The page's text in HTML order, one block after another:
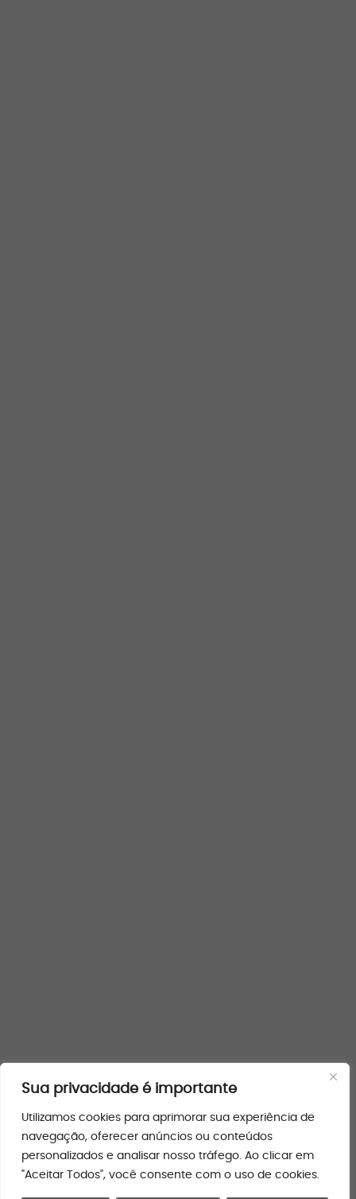
Sua privacidade é importante
Utilizamos cookies para aprimorar sua experiência de
navegação, oferecer anúncios ou conteúdos
personalizados e analisar nosso tráfego. Ao clicar em
"Aceitar Todos", você consente com o uso de cookies.